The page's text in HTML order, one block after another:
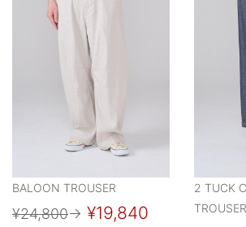
BALOON TROUSER
¥24,800→ ¥19,840
2 TUCK
TROUSER